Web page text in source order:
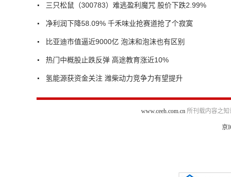
三只松鼠（300783）难逃盈利魔咒 股价下跌2.99%
净利润下降58.09% 千禾味业抢赛道抢了个寂寞
比亚迪市值逼近9000亿 泡沫和泡沫也有区别
热门中概股止跌反弹 高途教育涨近10%
氢能源获资金关注 潍柴动力竞争力有望提升
www.ceeh.com.cn所刊载内容之知
京